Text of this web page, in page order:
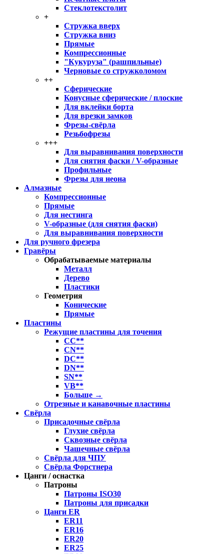
Стеклотекстолит
+
Стружка вверх
Стружка вниз
Прямые
Компрессионные
"Кукуруза" (рашпильные)
Черновые со стружколомом
++
Сферические
Конусные сферические / плоские
Для вклейки борта
Для врезки замков
Фрезы-свёрла
Резьбофрезы
+++
Для выравнивания поверхности
Для снятия фаски / V-образные
Профильные
Фрезы для неона
Алмазные
Компрессионные
Прямые
Для нестинга
V-образные (для снятия фаски)
Для выравнивания поверхности
Для ручного фрезера
Гравёры
Обрабатываемые материалы
Металл
Дерево
Пластики
Геометрия
Конические
Прямые
Пластины
Режущие пластины для точения
CC**
CN**
DC**
DN**
SN**
VB**
Больше →
Отрезные и канавочные пластины
Свёрла
Присадочные свёрла
Глухие свёрла
Сквозные свёрла
Чашечные свёрла
Свёрла для ЧПУ
Свёрла Форстнера
Цанги / оснастка
Патроны
Патроны ISO30
Патроны для присадки
Цанги ER
ER11
ER16
ER20
ER25